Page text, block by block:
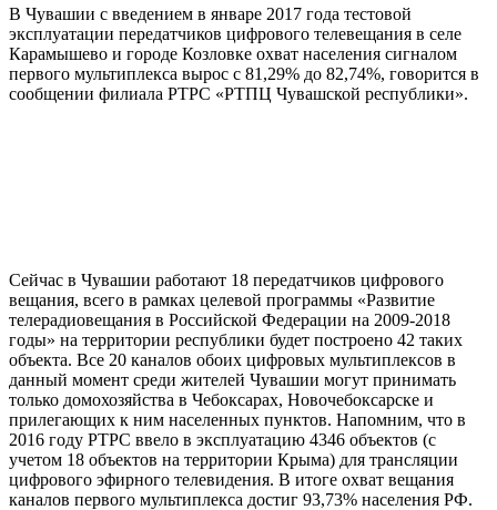
В Чувашии с введением в январе 2017 года тестовой
эксплуатации передатчиков цифрового телевещания в селе
Карамышево и городе Козловке охват населения сигналом
первого мультиплекса вырос с 81,29% до 82,74%, говорится в
сообщении филиала РТРС «РТПЦ Чувашской республики».
Сейчас в Чувашии работают 18 передатчиков цифрового
вещания, всего в рамках целевой программы «Развитие
телерадиовещания в Российской Федерации на 2009-2018
годы» на территории республики будет построено 42 таких
объекта. Все 20 каналов обоих цифровых мультиплексов в
данный момент среди жителей Чувашии могут принимать
только домохозяйства в Чебоксарах, Новочебоксарске и
прилегающих к ним населенных пунктов. Напомним, что в
2016 году РТРС ввело в эксплуатацию 4346 объектов (с
учетом 18 объектов на территории Крыма) для трансляции
цифрового эфирного телевидения. В итоге охват вещания
каналов первого мультиплекса достиг 93,73% населения РФ.